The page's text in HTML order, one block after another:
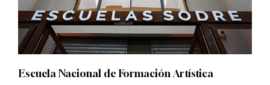
Escuela Nacional de Formación Artística